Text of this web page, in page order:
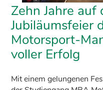
Zehn Jahre auf
Jubiläumsfeier
Motorsport-
voller Erfolg
Mit einem gelungenen